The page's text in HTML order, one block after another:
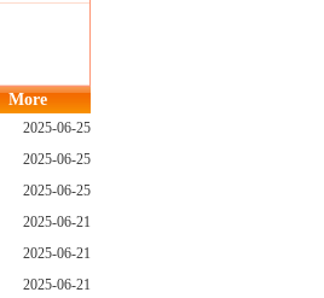
More
2025-06-25
2025-06-25
2025-06-25
2025-06-21
2025-06-21
2025-06-21